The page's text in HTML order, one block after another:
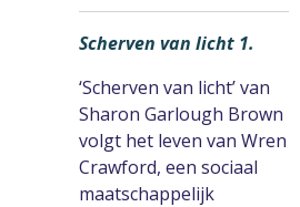
Scherven van licht 1.
‘Scherven van licht’ van
Sharon Garlough Brown
volgt het leven van Wren
Crawford, een sociaal
maatschappelijk